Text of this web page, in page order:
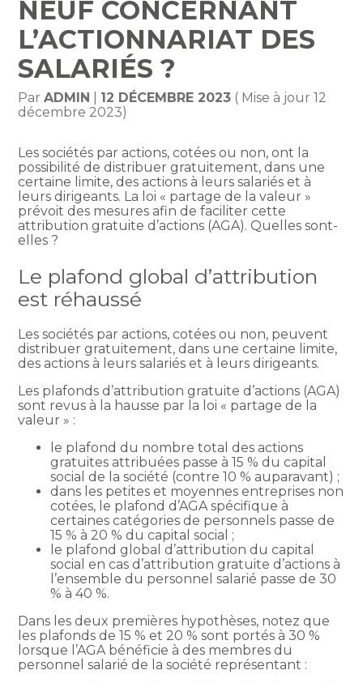
NEUF CONCERNANT
L’ACTIONNARIAT DES
SALARIÉS ?
ParADMIN 12 DÉCEMBRE 2023 ( Mise à jour 12
décembre 2023)
Les sociétés par actions, cotées ou non, ont la
possibilité de distribuer gratuitement, dans une
certaine limite, des actions à leurs salariés et à
leurs dirigeants. La loi « partage de la valeur »
prévoit des mesures afin de faciliter cette
attribution gratuite d’actions (AGA). Quelles sont-
elles ?
Le plafond global d’attribution
est réhaussé
Les sociétés par actions, cotées ou non, peuvent
distribuer gratuitement, dans une certaine limite,
des actions à leurs salariés et à leurs dirigeants.
Les plafonds d’attribution gratuite d’actions (AGA)
sont revus à la hausse par la loi « partage de la
valeur » :
le plafond du nombre total des actions
gratuites attribuées passe à 15 % du capital
social de la société (contre 10 % auparavant) ;
dans les petites et moyennes entreprises non
cotées, le plafond d’AGA spécifique à
certaines catégories de personnels passe de
15 % à 20 % du capital social ;
le plafond global d’attribution du capital
social en cas d’attribution gratuite d’actions à
l’ensemble du personnel salarié passe de 30
% à 40 %.
Dans les deux premières hypothèses, notez que
les plafonds de 15 % et 20 % sont portés à 30 %
lorsque l’AGA bénéficie à des membres du
personnel salarié de la société représentant :